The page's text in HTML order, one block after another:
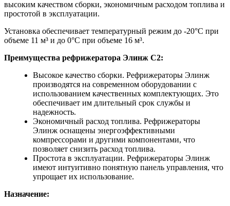
высоким качеством сборки, экономичным расходом топлива и
простотой в эксплуатации.
Установка обеспечивает температурный режим до -20°С при
объеме 11 м³ и до 0°С при объеме 16 м³.
Преимущества рефрижератора Элинж С2:
Высокое качество сборки. Рефрижераторы Элинж
производятся на современном оборудовании с
использованием качественных комплектующих. Это
обеспечивает им длительный срок службы и
надежность.
Экономичный расход топлива. Рефрижераторы
Элинж оснащены энергоэффективными
компрессорами и другими компонентами, что
позволяет снизить расход топлива.
Простота в эксплуатации. Рефрижераторы Элинж
имеют интуитивно понятную панель управления, что
упрощает их использование.
Назначение: